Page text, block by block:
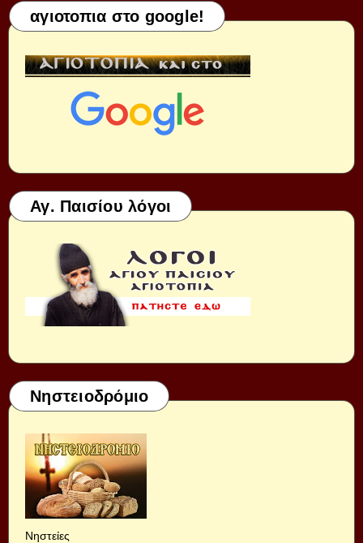
αγιοτοπια στο google!
Αγ. Παισίου λόγοι
Νηστειοδρόμιο
Νηστείες